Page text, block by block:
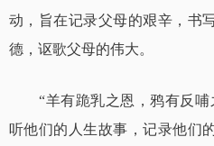
动，旨在记录父母的艰辛，书
德，讴歌父母的伟大。
“羊有跪乳之恩，鸦有反哺
听他们的人生故事，记录他们